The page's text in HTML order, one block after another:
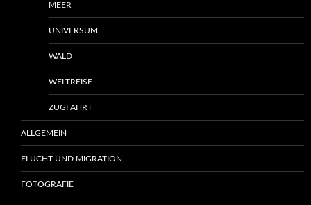
MEER
UNIVERSUM
WALD
WELTREISE
ZUGFAHRT
ALLGEMEIN
FLUCHT UND MIGRATION
FOTOGRAFIE